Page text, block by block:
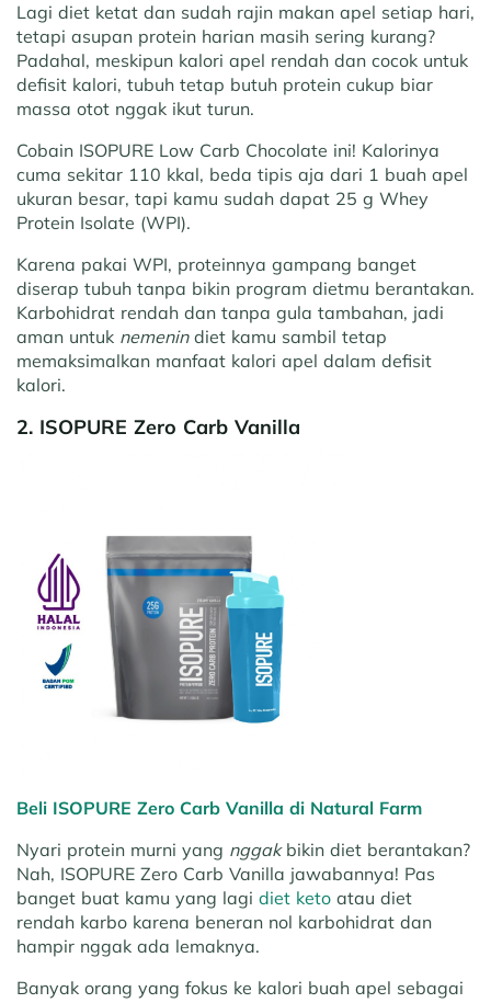
Lagi diet ketat dan sudah rajin makan apel setiap hari,
tetapi asupan protein harian masih sering kurang?
Padahal, meskipun kalori apel rendah dan cocok untuk
defisit kalori, tubuh tetap butuh protein cukup biar
massa otot nggak ikut turun.
Cobain ISOPURE Low Carb Chocolate ini! Kalorinya
cuma sekitar 110 kkal, beda tipis aja dari 1 buah apel
ukuran besar, tapi kamu sudah dapat 25 g Whey
Protein Isolate (WPI).
Karena pakai WPI, proteinnya gampang banget
diserap tubuh tanpa bikin program dietmu berantakan.
Karbohidrat rendah dan tanpa gula tambahan, jadi
aman untuk nemenin diet kamu sambil tetap
memaksimalkan manfaat kalori apel dalam defisit
kalori.
2. ISOPURE Zero Carb Vanilla
Beli ISOPURE Zero Carb Vanilla di Natural Farm
Nyari protein murni yang nggak bikin diet berantakan?
Nah, ISOPURE Zero Carb Vanilla jawabannya! Pas
banget buat kamu yang lagi diet keto atau diet
rendah karbo karena beneran nol karbohidrat dan
hampir nggak ada lemaknya.
Banyak orang yang fokus ke kalori buah apel sebagai